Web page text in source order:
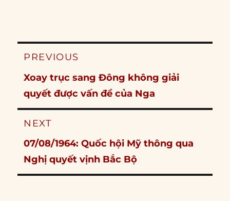
Post
PREVIOUS
Previous
post:
Xoay trục sang Đông không giải
quyết được vấn đề của Nga
NEXT
Next
post:
07/08/1964: Quốc hội Mỹ thông qua
Nghị quyết vịnh Bắc Bộ